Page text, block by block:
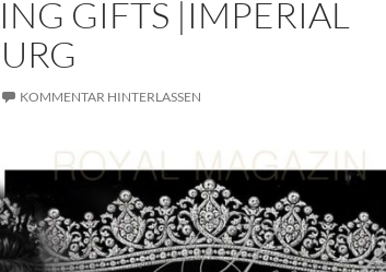
GIFTS |IMPERIAL
KOMMENTAR HINTERLASSEN